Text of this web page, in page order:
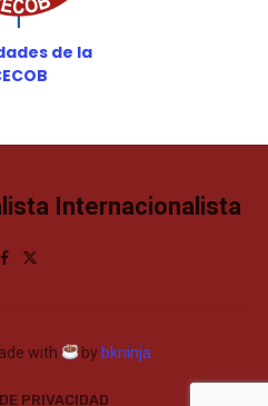
de la
Internacionalista
with by bkninja
PRIVACIDAD